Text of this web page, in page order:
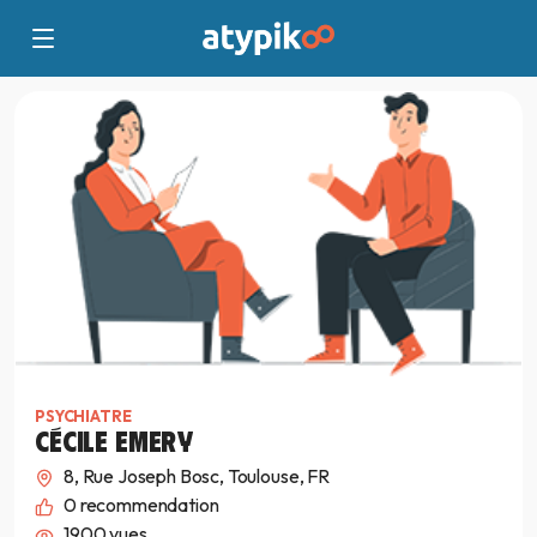
PSYCHIATRE
CÉCILE EMERY
8, Rue Joseph Bosc, Toulouse, FR
0recommendation